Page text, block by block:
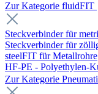
Zur Kategorie fluidFIT
Steckverbinder für
Steckverbinder für
steelFIT für Metallrohre
HF-PE - Polyethylen-
Zur Kategorie